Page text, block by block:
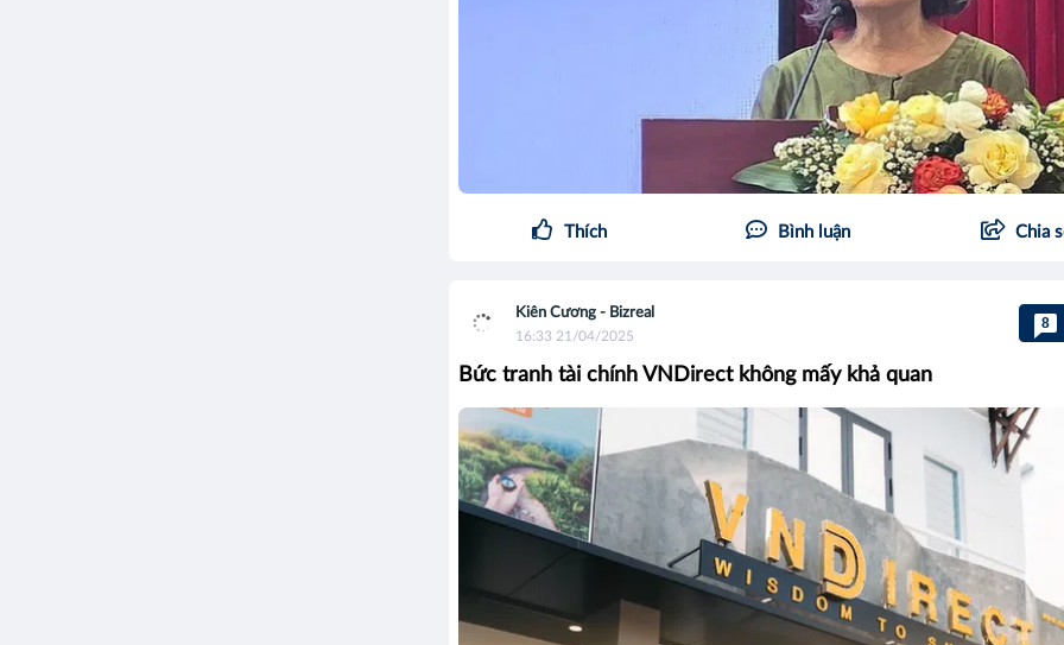
Thích Bình luận Chia
Kiên Cương - Bizreal
16:33 21/04/2025
8
Bức tranh tài chính VNDirect không mấy khả quan